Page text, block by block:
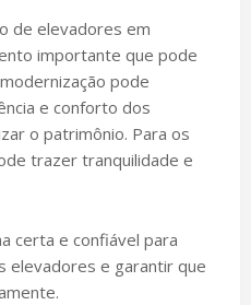
de elevadores em
importante que pode
pode
e conforto dos
o patrimônio. Para os
trazer tranquilidade e
certa e confiável para
elevadores e garantir que